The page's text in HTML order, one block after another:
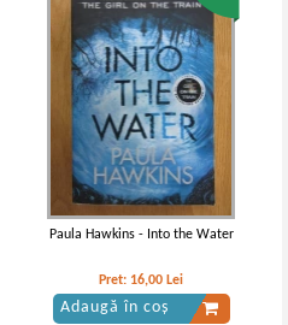
Paula Hawkins - Into the Water
Pret: 16,00 Lei
Adaugă în coș